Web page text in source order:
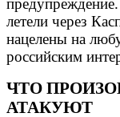
летели через
нацелены на
российским
ЧТО
АТАКУЮТ